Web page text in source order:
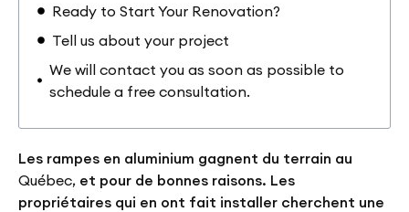
Ready to Start Your Renovation?
Tell us about your project
We will contact you as soon as possible to
schedule a free consultation.
Les rampes en aluminium gagnent du terrain au
Québec, et pour de bonnes raisons. Les
propriétaires qui en ont fait installer cherchent une